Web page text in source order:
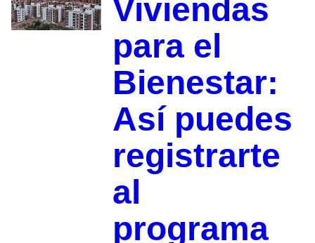
Viviendas
para el
Bienestar:
Así puedes
registrarte
al
programa